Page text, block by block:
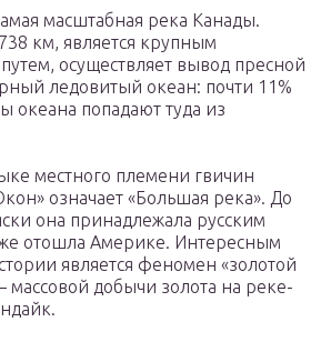
масштабная река Канады.
км, является крупным
осуществляет вывод пресной
ледовитый океан: почти 11%
океана попадают туда из
местного племени гвичин
означает «Большая река». До
она принадлежала русским
отошла Америке. Интересным
является феномен «золотой
массовой добычи золота на реке-